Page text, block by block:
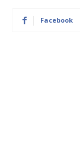
Facebook